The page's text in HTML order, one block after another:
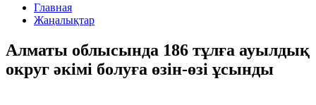
Главная
Жаңалықтар
Алматы облысында 186 тұлға ауылдық
округ әкімі болуға өзін-өзі ұсынды